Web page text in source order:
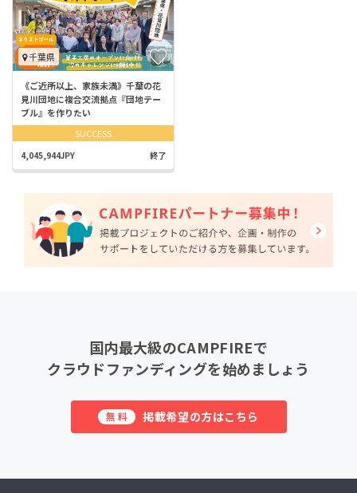
千葉県
《ご近所以上、家族未満》千葉の花
見川団地に複合交流拠点『団地テー
ブル』を作りたい
SUCCESS
4,045,944JPY 終了
国内最大級のCAMPFIREで
クラウドファンディングを始めましょう
無料 掲載希望の方はこちら